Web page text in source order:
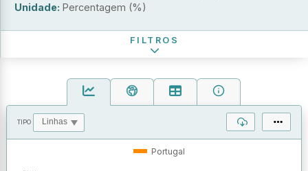
TIPO
Portugal
Unidade: Percentagem (%)
FILTROS